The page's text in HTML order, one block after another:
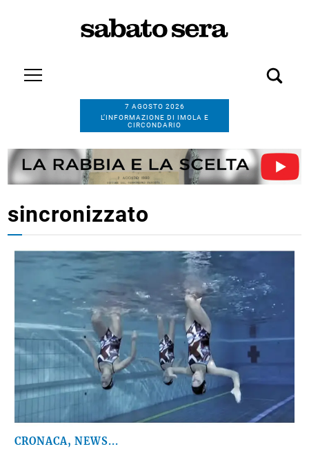
7 AGOSTO 2026
L’INFORMAZIONE DI IMOLA E
CIRCONDARIO
sincronizzato
CRONACA, NEWS...